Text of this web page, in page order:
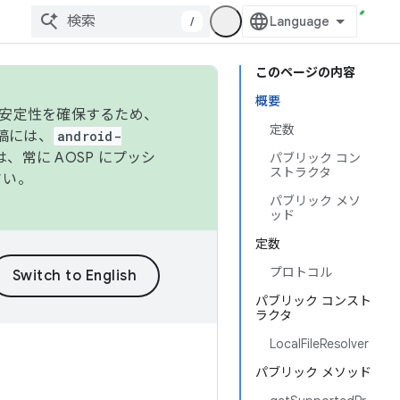
/
このページの内容
概要
定数
パブリック コン
ストラクタ
パブリック メソ
ッド
定数
プロトコル
パブリック コンスト
ラクタ
LocalFileResolver
パブリック メソッド
性を確保するため、
は、
android-
常に AOSP にプッシ
。